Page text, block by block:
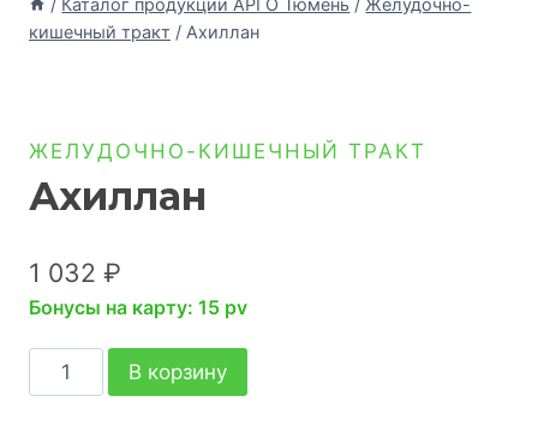
/ Каталог продукции АРГО Тюмень / Желудочно-
кишечный тракт / Ахиллан
ЖЕЛУДОЧНО-КИШЕЧНЫЙ ТРАКТ
Ахиллан
1 032 ₽
Бонусы на карту: 15 pv
В корзину